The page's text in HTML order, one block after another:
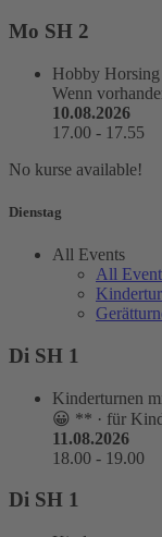
Mo SH 2
Hobby Horsing
Wenn
10.08.2026
17.00 - 17.55
No kurse available!
Dienstag
All Events
All
Di SH 1
Kinderturnen
😀 ** · für
11.08.2026
18.00 - 19.00
Di SH 1